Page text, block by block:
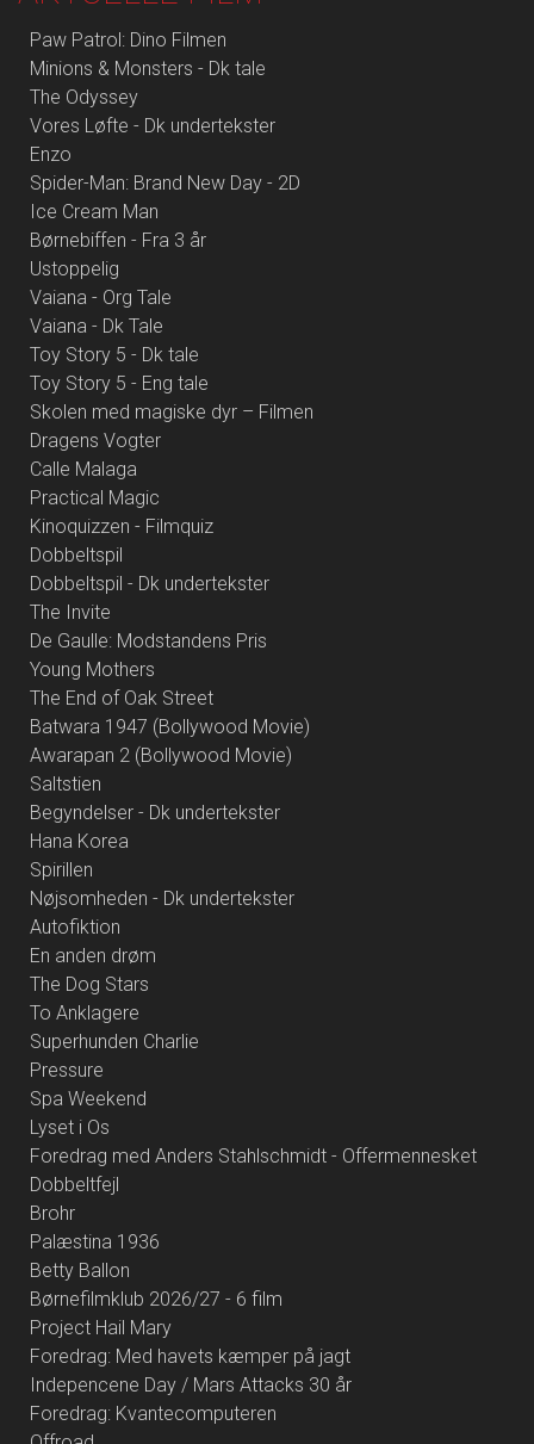
Paw Patrol: Dino Filmen
Minions & Monsters - Dk tale
The Odyssey
Vores Løfte - Dk undertekster
Enzo
Spider-Man: Brand New Day - 2D
Ice Cream Man
Børnebiffen - Fra 3 år
Ustoppelig
Vaiana - Org Tale
Vaiana - Dk Tale
Toy Story 5 - Dk tale
Toy Story 5 - Eng tale
Skolen med magiske dyr – Filmen
Dragens Vogter
Calle Malaga
Practical Magic
Kinoquizzen - Filmquiz
Dobbeltspil
Dobbeltspil - Dk undertekster
The Invite
De Gaulle: Modstandens Pris
Young Mothers
The End of Oak Street
Batwara 1947 (Bollywood Movie)
Awarapan 2 (Bollywood Movie)
Saltstien
Begyndelser - Dk undertekster
Hana Korea
Spirillen
Nøjsomheden - Dk undertekster
Autofiktion
En anden drøm
The Dog Stars
To Anklagere
Superhunden Charlie
Pressure
Spa Weekend
Lyset i Os
Foredrag med Anders Stahlschmidt - Offermennesket
Dobbeltfejl
Brohr
Palæstina 1936
Betty Ballon
Børnefilmklub 2026/27 - 6 film
Project Hail Mary
Foredrag: Med havets kæmper på jagt
Indepencene Day / Mars Attacks 30 år
Foredrag: Kvantecomputeren